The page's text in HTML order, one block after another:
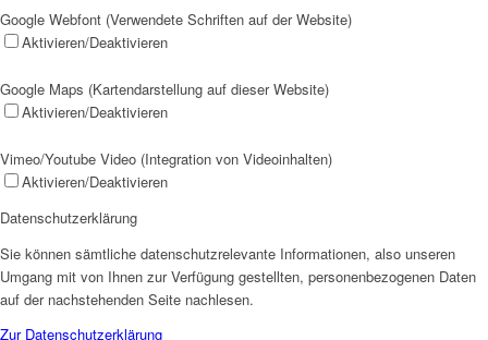
Google Webfont (Verwendete Schriften auf der Website)
Aktivieren/Deaktivieren
Google Maps (Kartendarstellung auf dieser Website)
Aktivieren/Deaktivieren
Vimeo/Youtube Video (Integration von Videoinhalten)
Aktivieren/Deaktivieren
Datenschutzerklärung
Sie können sämtliche datenschutzrelevante Informationen, also unseren
Umgang mit von Ihnen zur Verfügung gestellten, personenbezogenen Daten
auf der nachstehenden Seite nachlesen.
Zur Datenschutzerklärung